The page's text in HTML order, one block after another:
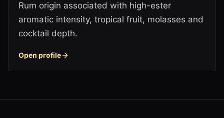
Rum origin associated with high-ester
aromatic intensity, tropical fruit, molasses and
cocktail depth.
Open profile